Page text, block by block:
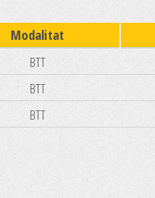
Modalitat
BTT
BTT
BTT